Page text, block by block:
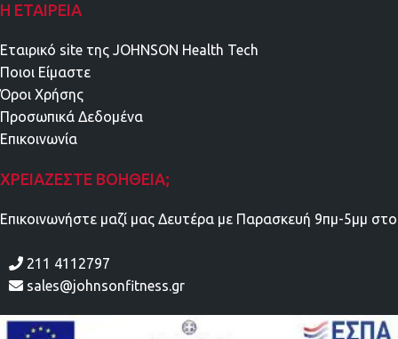
Η ΕΤΑΙΡΕΊΑ
Εταιρικό site της JOHNSON Health Tech
Ποιοι Είμαστε
Όροι Χρήσης
Προσωπικά Δεδομένα
Επικοινωνία
ΧΡΕΙΆΖΕΣΤΕ ΒΟΉΘΕΙΑ;
Επικοινωνήστε μαζί μας Δευτέρα με Παρασκευή 9πμ-5μμ στο
211 4112797
sales@johnsonfitness.gr